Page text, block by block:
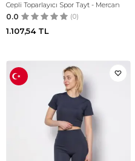
Cepli Toparlayıcı Spor Tayt - Mercan
0.0 (0)
1.107,54TL